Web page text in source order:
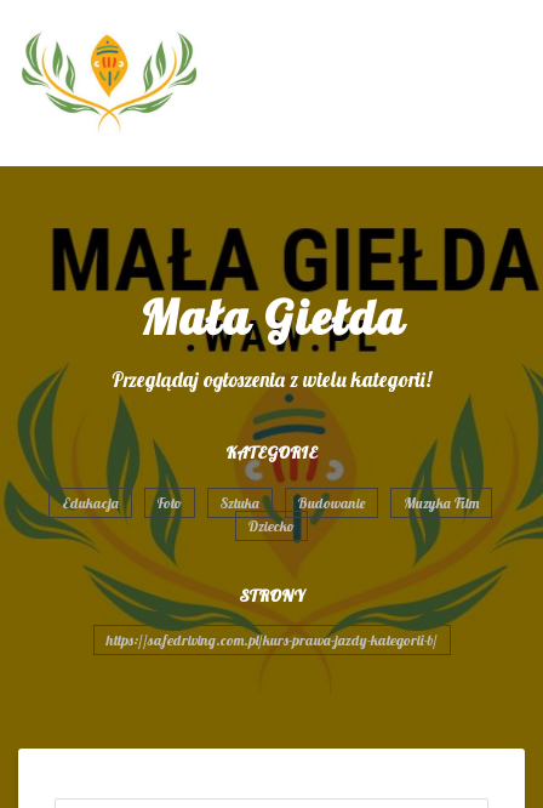
Mała Giełda
Przeglądaj ogłoszenia z wielu kategorii!
KATEGORIE
Edukacja Foto Sztuka Budowanie
Muzyka Film
Dziecko
STRONY
https://safedriving.com.pl/kurs-prawa-jazdy-kategorii-b/